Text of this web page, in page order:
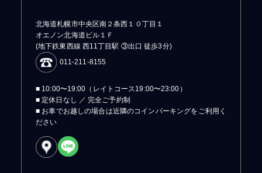
北海道札幌市中央区南２条西１０丁目１
オエノン北海道ビル１Ｆ
(地下鉄東西線 西11丁目駅 ③出口 徒歩3分)
011-211-8155
■ 10:00〜19:00（レイトコース19:00〜23:00）
■ 定休日なし ／ 完全ご予約制
■ お車でお越しの場合は近隣のコインパーキングをご利用く
ださい